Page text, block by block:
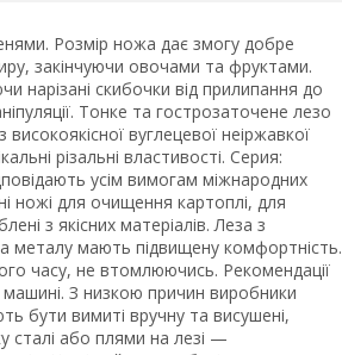
Розмір ножа дає змогу добре
закінчуючи овочами та фруктами.
нарізані скибочки від прилипання до
Тонке та гострозаточене лезо
вуглецевої неіржавкої
різальні властивості. Серия:
усім вимогам міжнародних
ножі для очищення картоплі, для
з якісних матеріалів. Леза з
металу мають підвищену комфортність.
часу, не втомлюючись. Рекомендації
машині. З низкою причин виробники
бути вимиті вручну та висушені,
сталі або плями на лезі —